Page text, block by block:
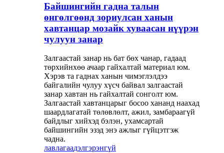
Байшингийн гадна талын
өнгөлгөөнд зориулсан ханын
хавтанцар мозайк хуваасан нүүрэн
чулуун занар
Залгаастай занар нь бат бөх чанар, гадаад
төрхийнхөө ачаар гайхалтай материал юм.
Хэрэв та гаднах ханын чимэглэлдээ
байгалийн чулуу хүсч байвал залгаастай
занар хавтан нь гайхалтай сонголт юм.
Залгаастай хавтанцарыг босоо хананд наахад
шаардлагатай төлөвлөлт, ажил, замбараагүй
байдлыг хийхэд бэлэн, ухамсартай
байшингийн эзэд энэ ажлыг гүйцэтгэж
чадна.
лавлагаадэлгэрэнгүй